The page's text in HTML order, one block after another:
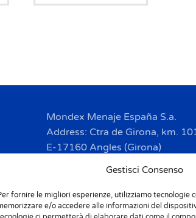
Gestisci Consenso
fornire le migliori esperienze, utilizziamo tecnologie
e/o accedere alle informazioni del
Mondex Menaje España S.a.
Address: Ctra de Girona, km.
E-17160 Angles (Girona)
info.spain@m-home.com